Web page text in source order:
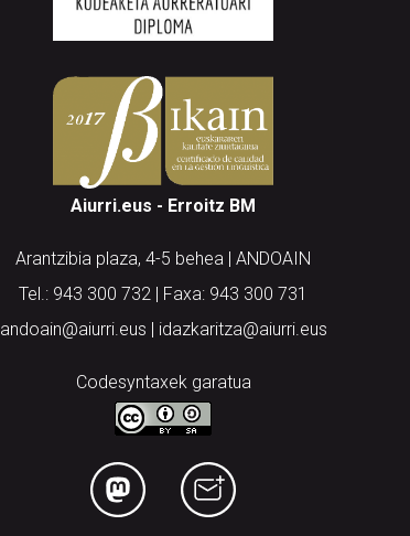
Aiurri.eus - Erroitz BM
Arantzibia plaza, 4-5 behea | ANDOAIN
Tel.: 943 300 732 | Faxa: 943 300 731
andoain@aiurri.eus | idazkaritza@aiurri.eus
Codesyntaxek garatua